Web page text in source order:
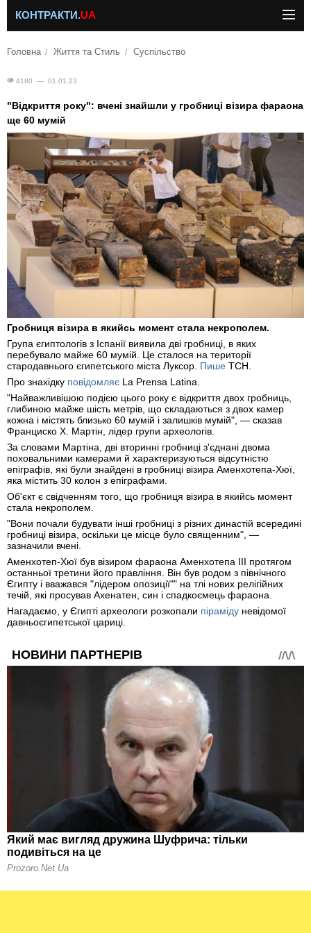
КОНТРАКТИ.UA
Головна Життя та Стиль Суспільство
4180 — 01.01.23
"Відкриття року": вчені знайшли у гробниці візира фараона
ще 60 мумій
Гробниця візира в якийсь момент стала некрополем.
Група єгиптологів з Іспанії виявила дві гробниці, в яких
перебувало майже 60 мумій. Це сталося на території
стародавнього єгипетського міста Луксор. Пише ТСН.
Про знахідку повідомляє La Prensa Latina.
"Найважливішою подією цього року є відкриття двох гробниць,
глибиною майже шість метрів, що складаються з двох камер
кожна і містять близько 60 мумій і залишків мумій", — сказав
Франциско Х. Мартін, лідер групи археологів.
За словами Мартіна, дві вторинні гробниці з'єднані двома
поховальними камерами й характеризуються відсутністю
епіграфів, які були знайдені в гробниці візира Аменхотепа-Хюї,
яка містить 30 колон з епіграфами.
Об'єкт є свідченням того, що гробниця візира в якийсь момент
стала некрополем.
"Вони почали будувати інші гробниці з різних династій всередині
гробниці візира, оскільки це місце було священним", —
зазначили вчені.
Аменхотеп-Хюї був візиром фараона Аменхотепа III протягом
останньої третини його правління. Він був родом з північного
Єгипту і вважався "лідером опозиції"" на тлі нових релігійних
течій, які просував Ахенатен, син і спадкоємець фараона.
Нагадаємо, у Єгипті археологи розкопали піраміду невідомої
давньоєгипетської цариці.